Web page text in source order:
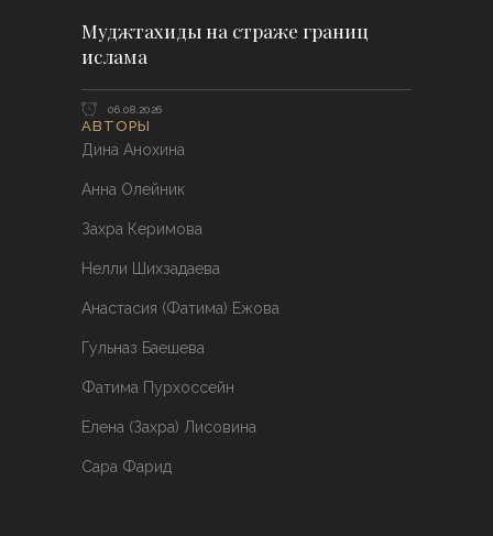
Муджтахиды на страже границ
ислама
06.08.2026
АВТОРЫ
Дина Анохина
Анна Олейник
Захра Керимова
Нелли Шихзадаева
Анастасия (Фатима) Ежова
Гульназ Баешева
Фатима Пурхоссейн
Елена (Захра) Лисовина
Сара Фарид